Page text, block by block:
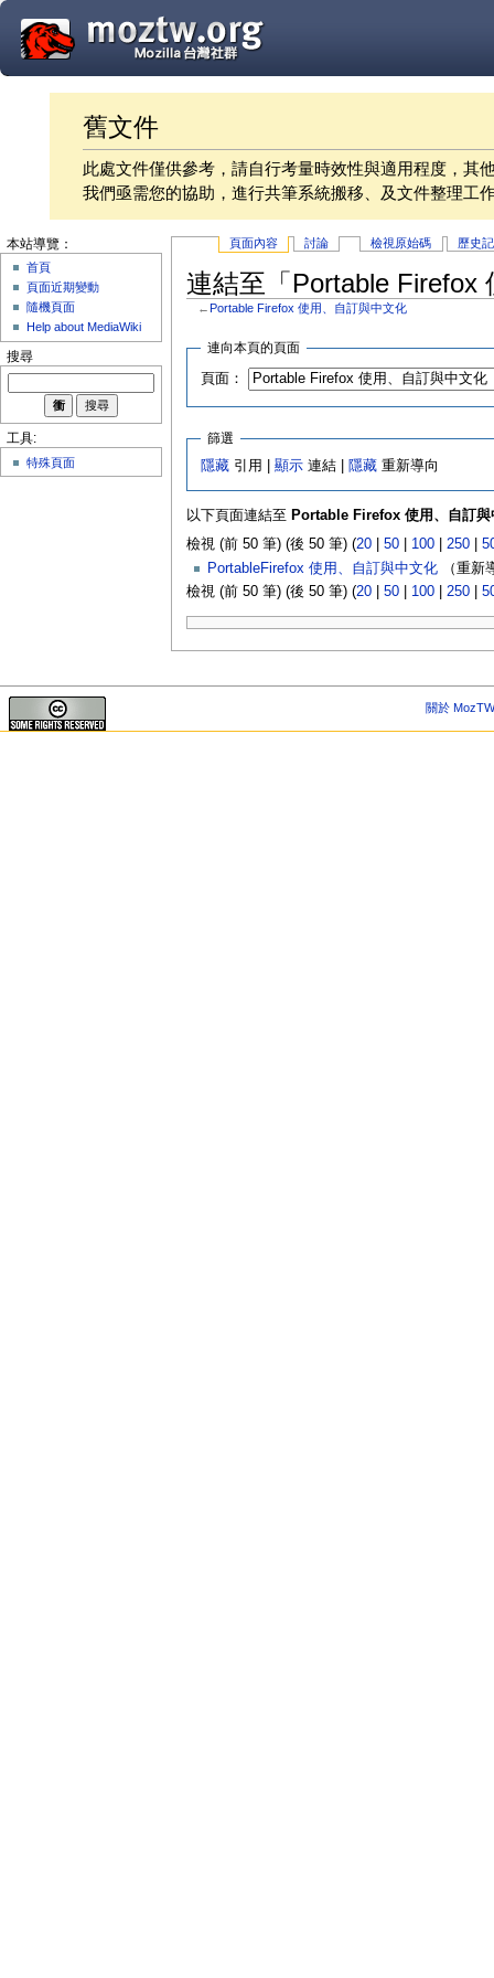
舊文件
此處文件僅供參考，請自行考量時效性與適用程度，其
我們亟需您的協助，進行共筆系統搬移、及文件整理工
頁面內容 討論 檢視原始碼 歷史
連結至「Portable Firefox
← Portable Firefox 使用、自訂與中文化
連向本頁的頁面
頁面：
篩選
隱藏 引用 |顯示 連結 | 隱藏 重新導向
以下頁面連結至 Portable Firefox 使用、自訂與
檢視 (前 50 筆) (後 50 筆) (20| 50| 100| 250|
PortableFirefox 使用、自訂與中文化（重新
檢視 (前 50 筆) (後 50 筆) (20| 50| 100| 250|
本站導覽：
首頁
頁面近期變動
隨機頁面
Help about MediaWiki
搜尋
工具:
特殊頁面
關於